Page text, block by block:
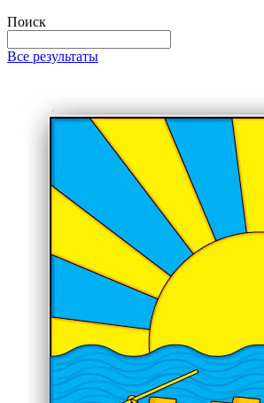
Поиск
Все результаты